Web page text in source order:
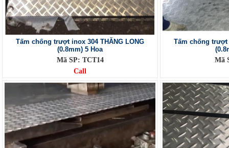
Tấm chống trượt inox 304 THĂNG LONG
(0.8mm) 5 Hoa
Mã SP: TCT14
Call
Tấm chống trượt
Mã